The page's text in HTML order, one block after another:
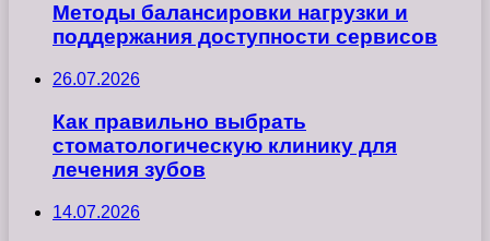
Методы балансировки нагрузки и
поддержания доступности сервисов
26.07.2026
Как правильно выбрать
стоматологическую клинику для
лечения зубов
14.07.2026